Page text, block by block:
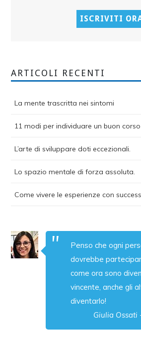
ARTICOLI RECENTI
La mente trascritta nei sintomi
11 modi per individuare un buon
L’arte di sviluppare doti eccezionali.
Lo spazio mentale di forza assoluta.
Come vivere le esperienze con
Penso che ogni
dovrebbe
come ora sono
vincente, anche gli
diventarlo!
Giulia Ossati